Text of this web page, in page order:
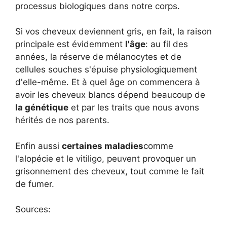
processus biologiques dans notre corps.
Si vos cheveux deviennent gris, en fait, la raison
principale est évidemment l'âge: au fil des
années, la réserve de mélanocytes et de
cellules souches s'épuise physiologiquement
d'elle-même. Et à quel âge on commencera à
avoir les cheveux blancs dépend beaucoup de
la génétique et par les traits que nous avons
hérités de nos parents.
Enfin aussi certaines maladiescomme
l'alopécie et le vitiligo, peuvent provoquer un
grisonnement des cheveux, tout comme le fait
de fumer.
Sources: